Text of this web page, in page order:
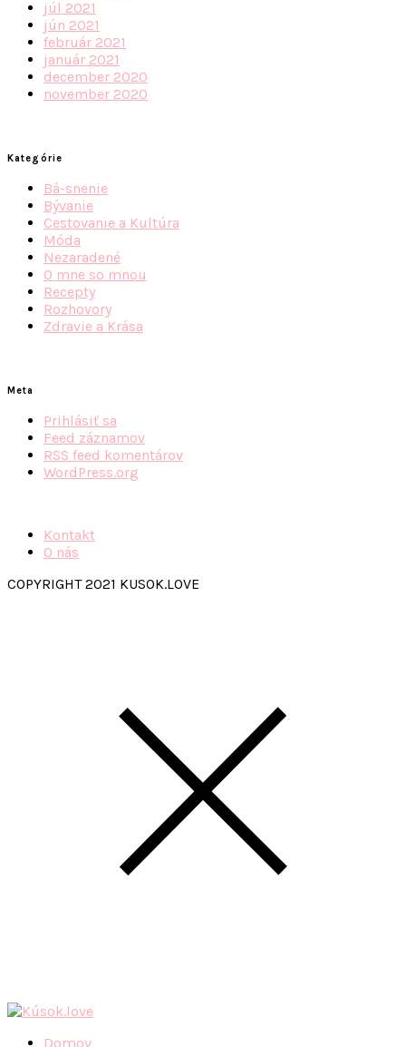
júl 2021
jún 2021
február 2021
január 2021
december 2020
november 2020
Kategórie
Bá-snenie
Bývanie
Cestovanie a Kultúra
Móda
Nezaradené
O mne so mnou
Recepty
Rozhovory
Zdravie a Krása
Meta
Prihlásiť sa
Feed záznamov
RSS feed komentárov
WordPress.org
Kontakt
O nás
COPYRIGHT 2021 KUSOK.LOVE
Domov